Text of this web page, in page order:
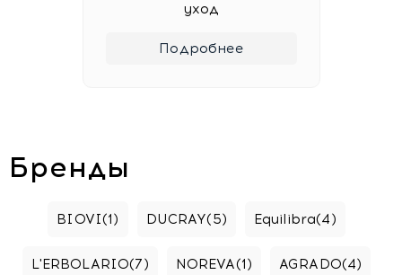
уход
Подробнее
Бренды
BIOVI(1) DUCRAY(5) Equilibra(4)
L'ERBOLARIO(7) NOREVA(1) AGRADO(4)